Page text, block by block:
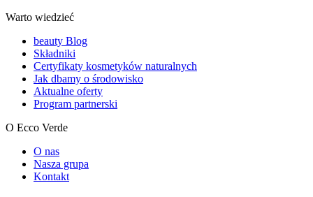
Warto wiedzieć
beauty Blog
Składniki
Certyfikaty kosmetyków naturalnych
Jak dbamy o środowisko
Aktualne oferty
Program partnerski
O Ecco Verde
O nas
Nasza grupa
Kontakt